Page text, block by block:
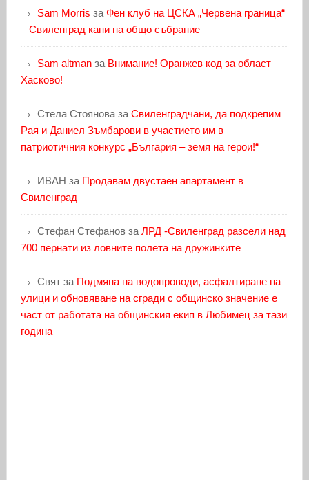
Sam Morris за Фен клуб на ЦСКА „Червена граница“
– Свиленград кани на общо събрание
Sam altmanза Внимание! Оранжев код за област
Хасково!
Стела Стояноваза Свиленградчани, да подкрепим
Рая и Даниел Зъмбарови в участието им в
патриотичния конкурс „България – земя на герои!“
ИВАН за Продавам двустаен апартамент в
Свиленград
Стефан Стефановза ЛРД -Свиленград разсели над
700 пернати из ловните полета на дружинките
Святза Подмяна на водопроводи, асфалтиране на
улици и обновяване на сгради с общинско значение е
част от работата на общинския екип в Любимец за тази
година